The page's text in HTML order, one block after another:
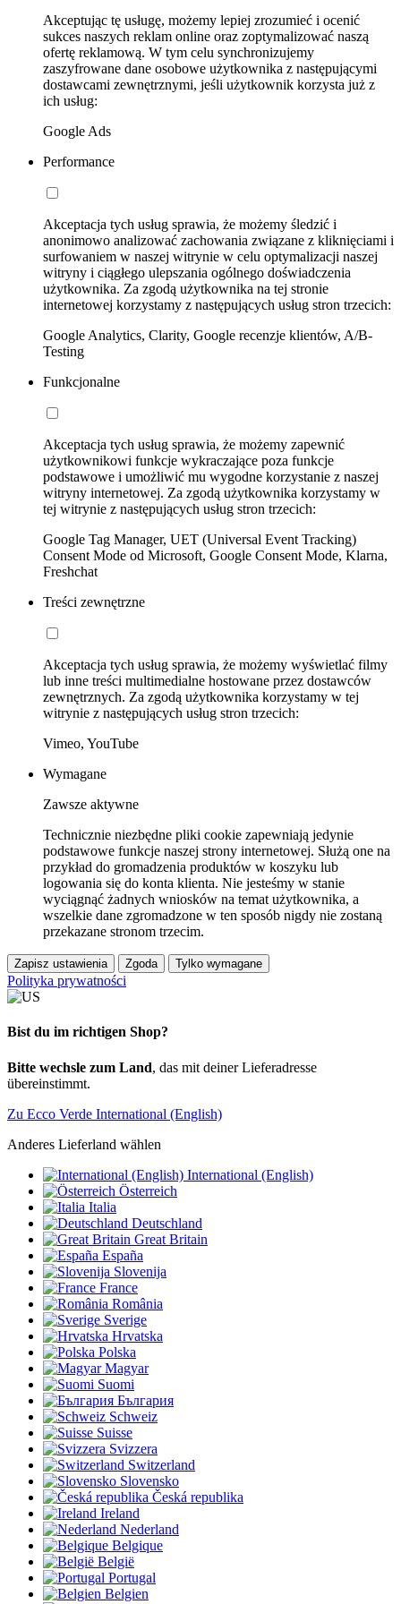
Akceptując tę usługę, możemy lepiej zrozumieć i ocenić
sukces naszych reklam online oraz zoptymalizować naszą
ofertę reklamową. W tym celu synchronizujemy
zaszyfrowane dane osobowe użytkownika z następującymi
dostawcami zewnętrznymi, jeśli użytkownik korzysta już z
ich usług:
Google Ads
Performance
Akceptacja tych usług sprawia, że możemy śledzić i
anonimowo analizować zachowania związane z kliknięciami i
surfowaniem w naszej witrynie w celu optymalizacji naszej
witryny i ciągłego ulepszania ogólnego doświadczenia
użytkownika. Za zgodą użytkownika na tej stronie
internetowej korzystamy z następujących usług stron trzecich:
Google Analytics, Clarity, Google recenzje klientów, A/B-
Testing
Funkcjonalne
Akceptacja tych usług sprawia, że możemy zapewnić
użytkownikowi funkcje wykraczające poza funkcje
podstawowe i umożliwić mu wygodne korzystanie z naszej
witryny internetowej. Za zgodą użytkownika korzystamy w
tej witrynie z następujących usług stron trzecich:
Google Tag Manager, UET (Universal Event Tracking)
Consent Mode od Microsoft, Google Consent Mode, Klarna,
Freshchat
Treści zewnętrzne
Akceptacja tych usług sprawia, że możemy wyświetlać filmy
lub inne treści multimedialne hostowane przez dostawców
zewnętrznych. Za zgodą użytkownika korzystamy w tej
witrynie z następujących usług stron trzecich:
Vimeo, YouTube
Wymagane
Zawsze aktywne
Technicznie niezbędne pliki cookie zapewniają jedynie
podstawowe funkcje naszej strony internetowej. Służą one na
przykład do gromadzenia produktów w koszyku lub
logowania się do konta klienta. Nie jesteśmy w stanie
wyciągnąć żadnych wniosków na temat użytkownika, a
wszelkie dane zgromadzone w ten sposób nigdy nie zostaną
przekazane stronom trzecim.
Zapisz ustawienia Zgoda Tylko wymagane
Polityka prywatności
Bist du im richtigen Shop?
Bitte wechsle zum Land, das mit deiner Lieferadresse
übereinstimmt.
Zu Ecco Verde International (English)
Anderes Lieferland wählen
International (English)
Österreich
Italia
Deutschland
Great Britain
España
Slovenija
France
România
Sverige
Hrvatska
Polska
Magyar
Suomi
България
Schweiz
Suisse
Svizzera
Switzerland
Slovensko
Česká republika
Ireland
Nederland
Belgique
België
Portugal
Belgien